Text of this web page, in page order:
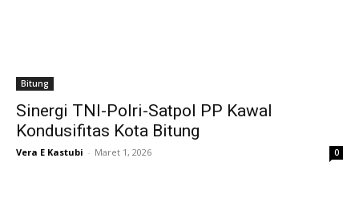
Bitung
Sinergi TNI-Polri-Satpol PP Kawal
Kondusifitas Kota Bitung
Vera E Kastubi - Maret 1, 2026 0